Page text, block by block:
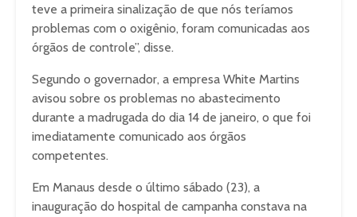
teve a primeira sinalização de que nós teríamos
problemas com o oxigênio, foram comunicadas aos
órgãos de controle”, disse.
Segundo o governador, a empresa White Martins
avisou sobre os problemas no abastecimento
durante a madrugada do dia 14 de janeiro, o que foi
imediatamente comunicado aos órgãos
competentes.
Em Manaus desde o último sábado (23), a
inauguração do hospital de campanha constava na